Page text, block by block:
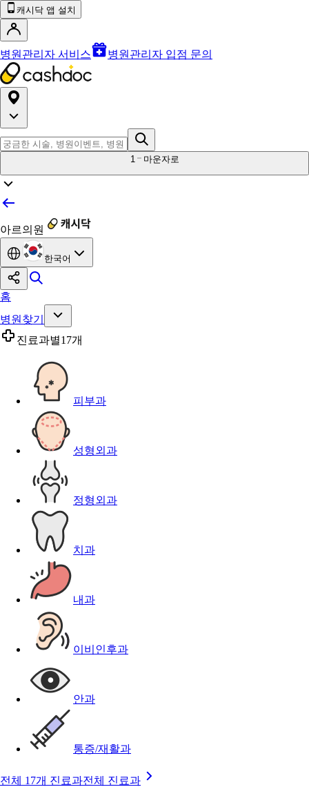
캐시닥 앱 설치
병원관리자 서비스 병원관리자 입점 문의
1 마운자로
아르의원
한국어
홈
병원찾기
진료과별17개
피부과
성형외과
정형외과
치과
내과
이비인후과
안과
통증/재활과
전체 17개 진료과전체 진료과